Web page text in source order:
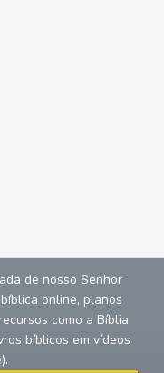
de nosso Senhor
online, planos
como a Bíblia
bíblicos em vídeos